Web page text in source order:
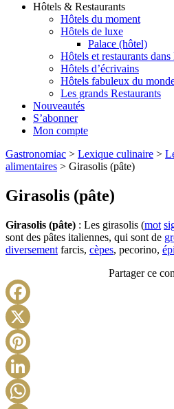
Hôtels & Restaurants
Hôtels du moment
Hôtels de luxe
Palace (hôtel)
Hôtels et restaurants dans
Hôtels d’écrivains
Hôtels fabuleux du
Les grands Restaurants
Nouveautés
S’abonner
Mon compte
Gastronomiac > Lexique culinaire >
alimentaires > Girasolis (pâte)
Girasolis (pâte)
Girasolis (pâte) : Les girasolis (mot
sont des pâtes italiennes, qui sont de
diversement farcis, cèpes, pecorino,
Partager ce